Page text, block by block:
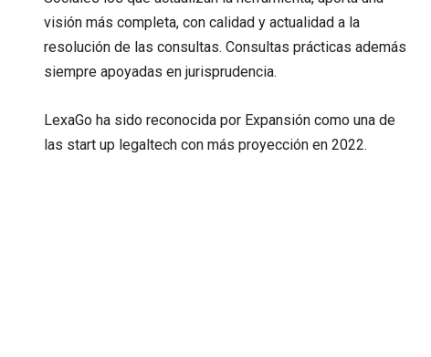
visión más completa, con calidad y actualidad a la
resolución de las consultas. Consultas prácticas además
siempre apoyadas en jurisprudencia.
LexaGo ha sido reconocida por Expansión como una de
las start up legaltech con más proyección en 2022.